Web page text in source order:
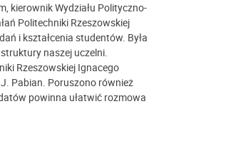
kierownik Wydziału Polityczno-
Politechniki Rzeszowskiej
i kształcenia studentów. Była
naszej uczelni.
Rzeszowskiej Ignacego
Pabian. Poruszono również
powinna ułatwić rozmowa